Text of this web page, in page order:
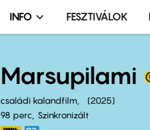
Infó,
terembérlés
menü
INFO FESZTIVÁLOK
Marsupilami
családi kalandfilm
2025
98 perc,
Szinkronizált